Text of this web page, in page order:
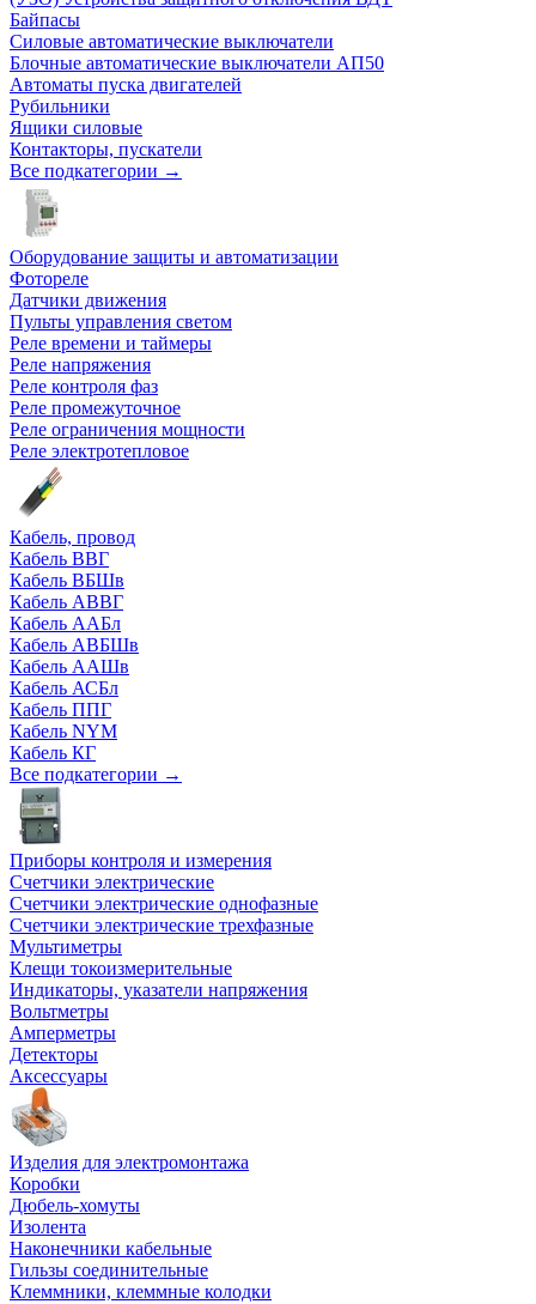
Байпасы
Силовые автоматические выключатели
Блочные автоматические выключатели АП50
Автоматы пуска двигателей
Рубильники
Ящики силовые
Контакторы, пускатели
Все подкатегории →
Оборудование защиты и автоматизации
Фотореле
Датчики движения
Пульты управления светом
Реле времени и таймеры
Реле напряжения
Реле контроля фаз
Реле промежуточное
Реле ограничения мощности
Реле электротепловое
Кабель, провод
Кабель ВВГ
Кабель ВБШв
Кабель АВВГ
Кабель ААБл
Кабель АВБШв
Кабель ААШв
Кабель АСБл
Кабель ППГ
Кабель NYM
Кабель КГ
Все подкатегории →
Приборы контроля и измерения
Счетчики электрические
Счетчики электрические однофазные
Счетчики электрические трехфазные
Мультиметры
Клещи токоизмерительные
Индикаторы, указатели напряжения
Вольтметры
Амперметры
Детекторы
Аксессуары
Изделия для электромонтажа
Коробки
Дюбель-хомуты
Изолента
Наконечники кабельные
Гильзы соединительные
Клеммники, клеммные колодки